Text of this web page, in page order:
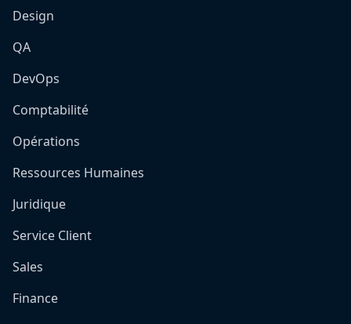
Design
QA
DevOps
Comptabilité
Opérations
Ressources Humaines
Juridique
Service Client
Sales
Finance